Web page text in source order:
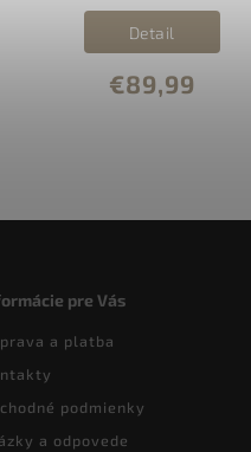
€89,99
Detail
pre Vás
a platba
podmienky
a odpovede